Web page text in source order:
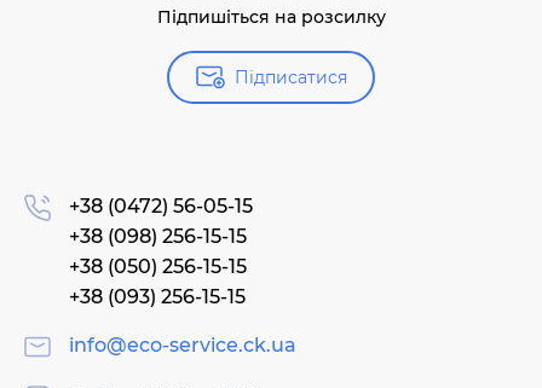
Підпишіться на розсилку
Підписатися
+38 (0472) 56-05-15
+38 (098) 256-15-15
+38 (050) 256-15-15
+38 (093) 256-15-15
info@eco-service.ck.ua